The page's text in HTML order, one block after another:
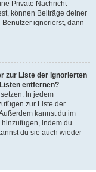
Private Nachricht
können Beiträge deiner
ignorierst, dann
zur Liste der ignorierten
entfernen?
In jedem
zur Liste der
kannst du im
indem du
du sie auch wieder